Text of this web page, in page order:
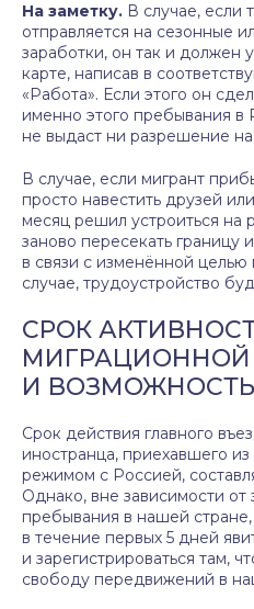
На заметку. В случае, если
отправляется на сезонные
заработки, он так и должен
карте, написав в
«Работа». Если этого он
именно этого пребывания в
не выдаст ни разрешение на
В случае, если мигрант
просто навестить друзей
месяц решил устроиться на
заново пересекать границу
в связи с изменённой целью
случае, трудоустройство
СРОК
МИГРАЦИОННОЙ
И
Срок действия главного
иностранца, приехавшего
режимом с Россией,
Однако, вне зависимости от
пребывания в нашей
в течение первых 5 дней
и зарегистрироваться там,
свободу передвижений в